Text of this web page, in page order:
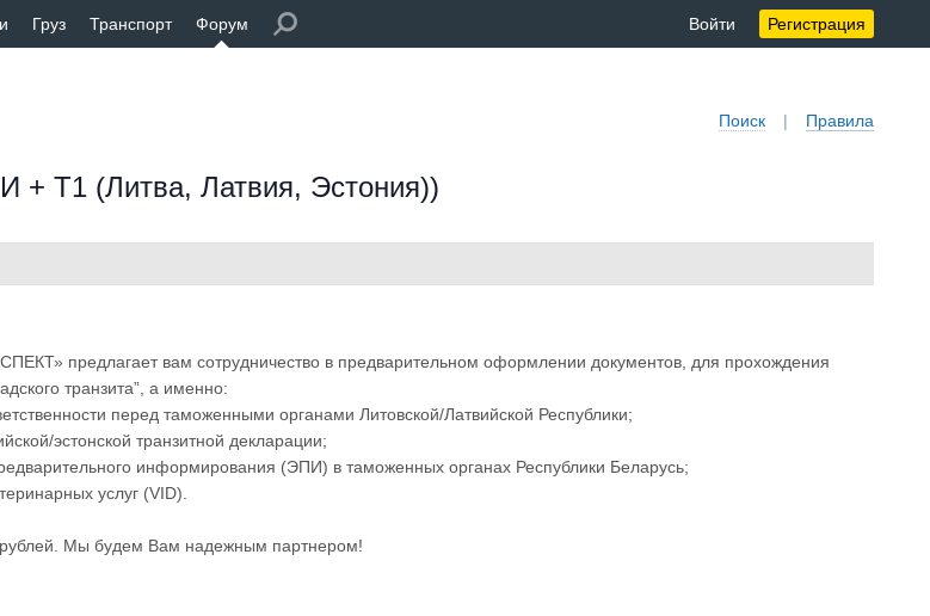
Груз Транспорт Форум Войти Регистрация
Поиск | Правила
+ Т1 (Литва, Латвия, Эстония))
предлагает вам сотрудничество в предварительном оформлении документов, для прохождения
транзита”, а именно:
перед таможенными органами Литовской/Латвийской Республики;
эстонской транзитной декларации;
информирования (ЭПИ) в таможенных органах Республики Беларусь;
услуг (VID).
Мы будем Вам надежным партнером!